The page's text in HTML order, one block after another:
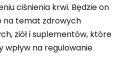
ciśnienia krwi. Będzie on
na temat zdrowych
ziół i suplementów, które
na regulowanie